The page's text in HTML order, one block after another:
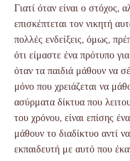
Γιατί όταν είναι ο στόχος,
επισκέπτεται τον νικητή
πολλές ενδείξεις, όμως,
ότι είμαστε ένα πρότυπο
όταν τα παιδιά μάθουν να
μόνο που χρειάζεται να
ασύρματα δίκτυα που
του χρόνου, είναι επίσης
μάθουν το διαδίκτυο αντί
εκπαιδευτή με αυτό που